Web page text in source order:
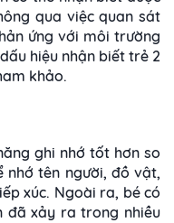
qua việc quan sát
ứng với môi trường
hiệu nhận biết trẻ 2
khảo.
ghi nhớ tốt hơn so
nhớ tên người, đồ vật,
xúc. Ngoài ra, bé có
đã xảy ra trong nhiều